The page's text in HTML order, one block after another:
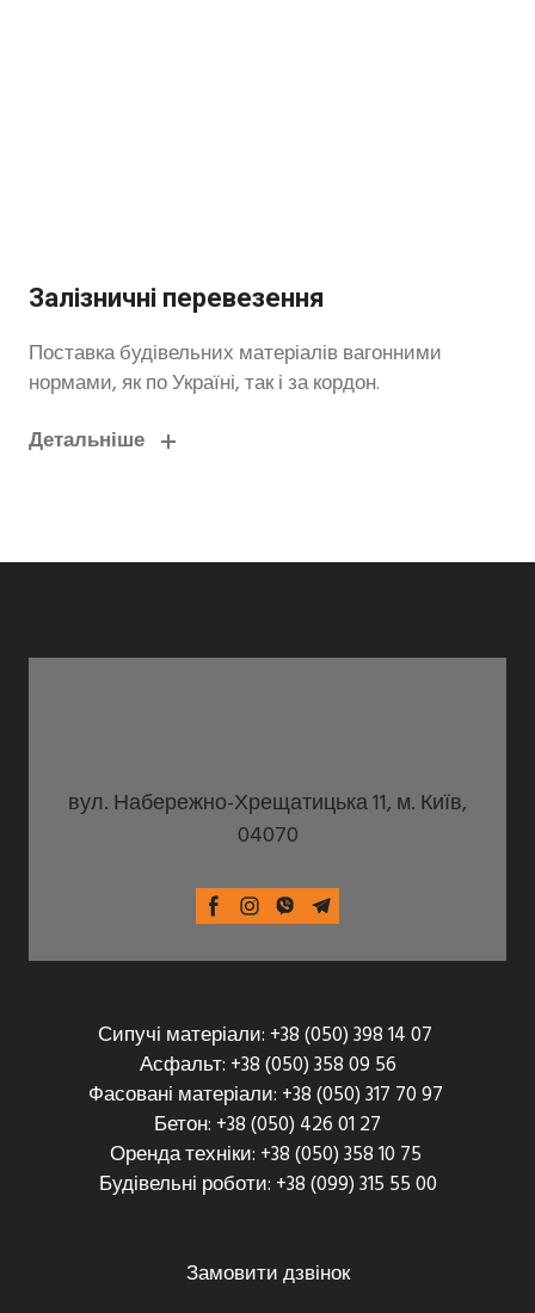
Залізничні перевезення
Поставка будівельних матеріалів вагонними
нормами, як по Україні, так і за кордон.
Детальніше
вул. Набережно-Хрещатицька 11, м. Київ,
04070
Сипучі матеріали: +38 (050) 398 14 07
Асфальт: +38 (050) 358 09 56
Фасовані матеріали: +38 (050) 317 70 97
Бетон: +38 (050) 426 01 27
Оренда техніки: +38 (050) 358 10 75
Будівельні роботи: +38 (099) 315 55 00
Замовити дзвінок